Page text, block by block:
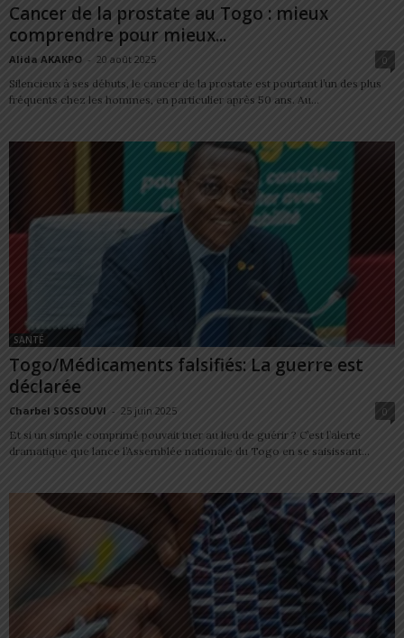
Cancer de la prostate au Togo : mieux
comprendre pour mieux...
Alida AKAKPO - 20 août 2025
0
Silencieux à ses débuts, le cancer de la prostate est pourtant l’un des plus
fréquents chez les hommes, en particulier après 50 ans. Au...
SANTÉ
Togo/Médicaments falsifiés: La guerre est
déclarée
Charbel SOSSOUVI - 25 juin 2025
0
Et si un simple comprimé pouvait tuer au lieu de guérir ? C’est l’alerte
dramatique que lance l’Assemblée nationale du Togo en se saisissant...